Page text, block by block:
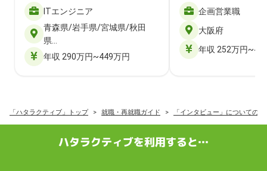
ITエンジニア
青森県/岩手県/宮城県/秋田
県…
年収 290万円~449万円
企画営業職
大阪府
年収 252万円
「ハタラクティブ」トップ 就職・再就職ガイド 「インタビュー」についての
ハタラクティブを利用すると…